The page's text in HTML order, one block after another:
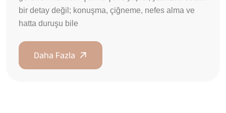
bir detay değil; konuşma, çiğneme, nefes alma ve
hatta duruşu bile